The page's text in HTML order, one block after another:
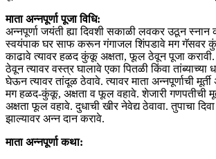
माता अन्नपूर्णा पूजा विधि:
अन्नपूर्णा जयंती ह्या दिवशी सकाळी लवकर उठून
स्वयंपाक घर साफ करून गंगाजल शिंपडावे मग गॅसवर
काढावे त्यावर हळद कुंकू अक्षता, फूल ठेवून पूजा
ठेवून त्यावर वस्त्र घालावे एका पितळी किंवा तांब्याच्या
घेऊन त्यावर तांदूळ ठेवावे. त्यावर माता अन्नपूर्णाची
मग हळद-कुंकू, अक्षता व फूल वहावे. शेजारी गणपतीची
अक्षता फूल वहावे. दुधाची खीर नेवेद्य ठेवावा. तुपाचा
झाल्यावर अन्न दान करावे.
माता अन्नपूर्णा कथा: